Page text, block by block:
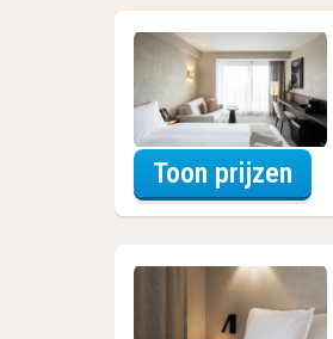
Toon prijzen